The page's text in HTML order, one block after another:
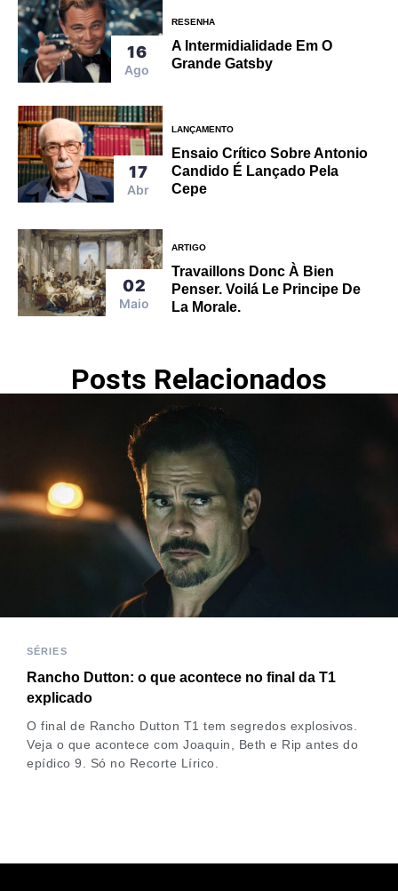
16
Ago
RESENHA
A Intermidialidade Em O
Grande Gatsby
17
Abr
LANÇAMENTO
Ensaio Crítico Sobre Antonio
Candido É Lançado Pela
Cepe
02
Maio
ARTIGO
Travaillons Donc À Bien
Penser. Voilá Le Principe De
La Morale.
Posts Relacionados
SÉRIES
Rancho Dutton: o que acontece no final da T1
explicado
O final de Rancho Dutton T1 tem segredos explosivos.
Veja o que acontece com Joaquin, Beth e Rip antes do
epídico 9. Só no Recorte Lírico.